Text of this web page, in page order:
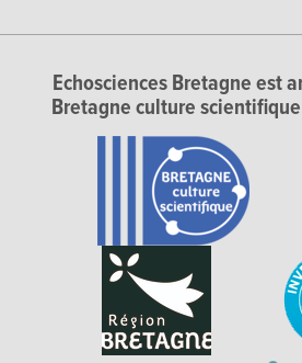
Echosciences Bretagne est
Bretagne culture